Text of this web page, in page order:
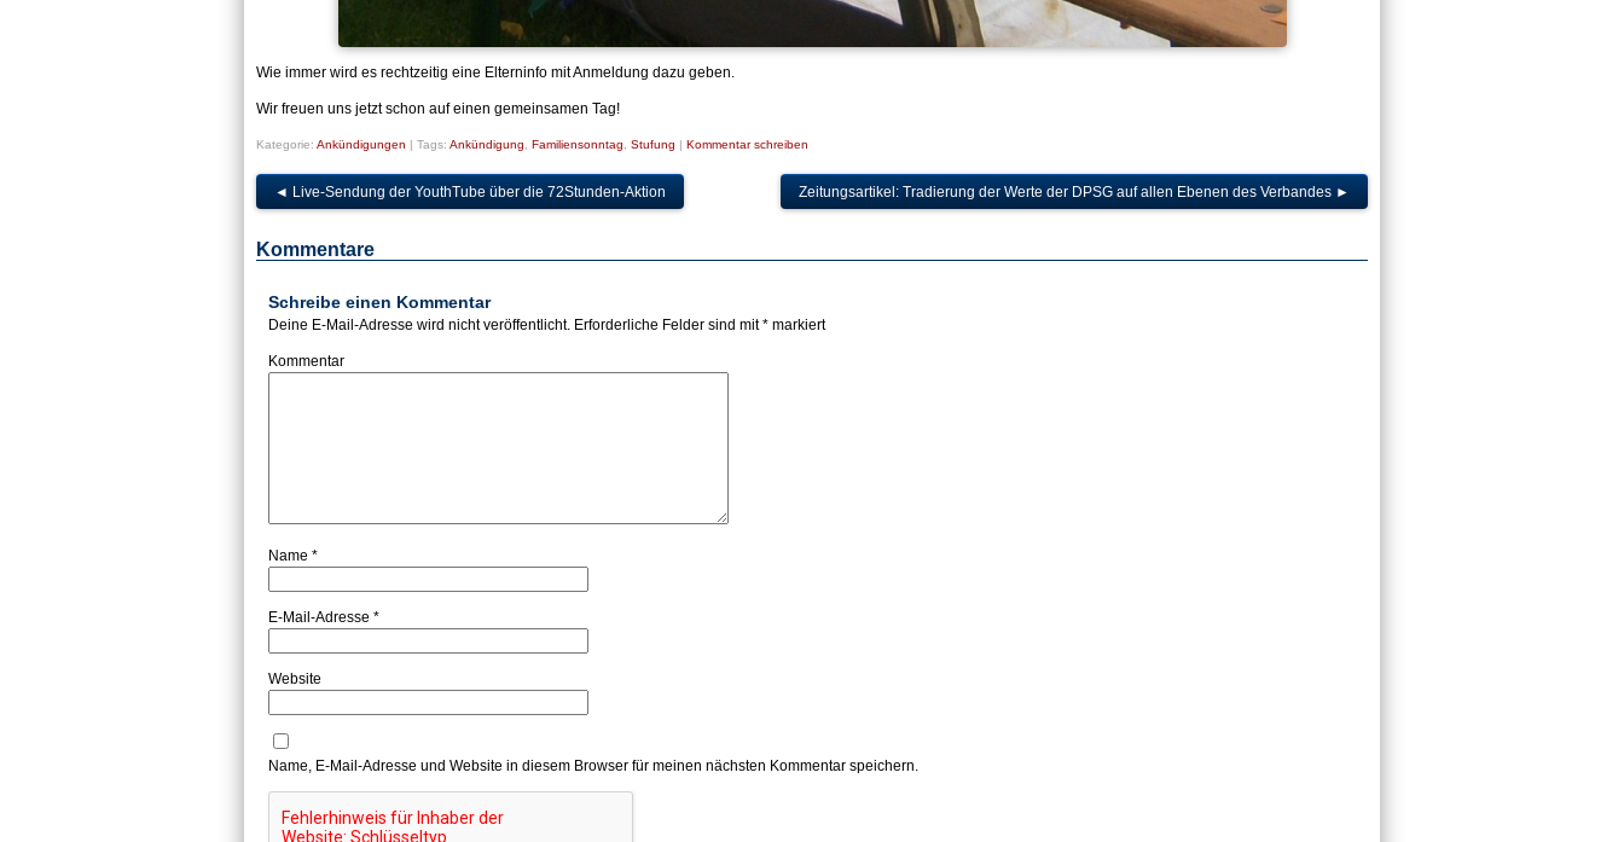
Wie immer wird es rechtzeitig eine Elterninfo mit Anmeldung dazu geben.
Wir freuen uns jetzt schon auf einen gemeinsamen Tag!
Kategorie: Ankündigungen | Tags: Ankündigung Familiensonntag Stufung | Kommentar schreiben
◄ Live-Sendung der YouthTube über die 72Stunden-Aktion Zeitungsartikel: Tradierung der Werte der DPSG auf allen Ebenen des Verbandes ►
Kommentare
Schreibe einen Kommentar
Deine E-Mail-Adresse wird nicht veröffentlicht. Erforderliche Felder sind mit* markiert
Kommentar
Name *
E-Mail-Adresse *
Website
Name, E-Mail-Adresse und Website in diesem Browser für meinen nächsten Kommentar speichern.